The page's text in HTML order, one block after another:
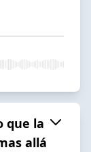
que la
allá